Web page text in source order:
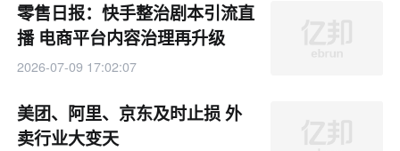
零售日报：快手整治剧本引流直
播 电商平台内容治理再升级
2026-07-09 17:02:07
美团、阿里、京东及时止损 外
卖行业大变天